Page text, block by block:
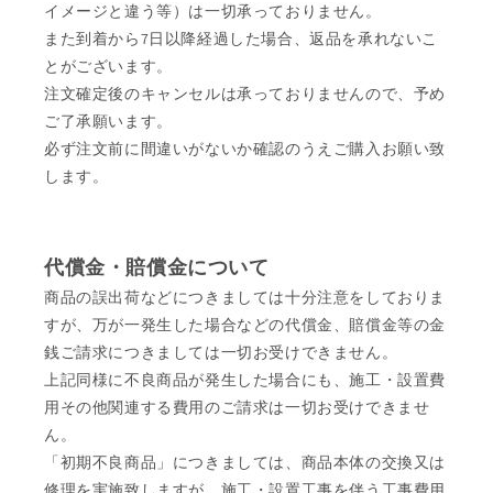
イメージと違う等）は一切承っておりません。
また到着から7日以降経過した場合、返品を承れないこ
とがございます。
注文確定後のキャンセルは承っておりませんので、予め
ご了承願います。
必ず注文前に間違いがないか確認のうえご購入お願い致
します。
代償金・賠償金について
商品の誤出荷などにつきましては十分注意をしておりま
すが、万が一発生した場合などの代償金、賠償金等の金
銭ご請求につきましては一切お受けできません。
上記同様に不良商品が発生した場合にも、施工・設置費
用その他関連する費用のご請求は一切お受けできませ
ん。
「初期不良商品」につきましては、商品本体の交換又は